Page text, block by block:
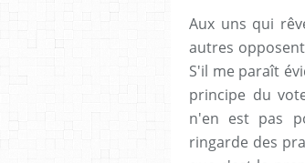
Aux uns qui
autres
S'il me paraît
principe du
n'en est pas
ringarde des